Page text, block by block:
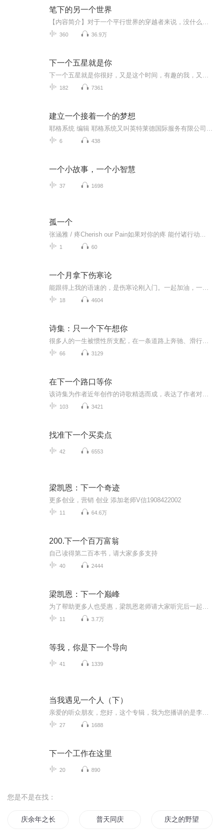
笔下的另一个世界
360 36.9万
下一个五星就是你
182 7361
建立一个接着一个的梦想
6 438
一个小故事，一个小智慧
37 1698
孤一个
张涵雅 / 疼Cherish our Pain如果对你的疼 能付诸行动...
1 60
一个月拿下伤寒论
18 4604
诗集：只一个下午想你
66 3129
在下一个路口等你
103 3421
找准下一个买卖点
42 6553
梁凯恩：下一个奇迹
更多创业，营销 创业 添加老师V信1908422002
11 64.6万
200.下一个百万富翁
自己读得第二百本书，请大家多多支持
40 2444
梁凯恩：下一个巅峰
11 3.7万
等我，你是下一个导向
41 1339
当我遇见一个人（下）
27 1688
下一个工作在这里
20 890
您是不是在找：
庆余年之长歌行 普天同庆 庆之的野望